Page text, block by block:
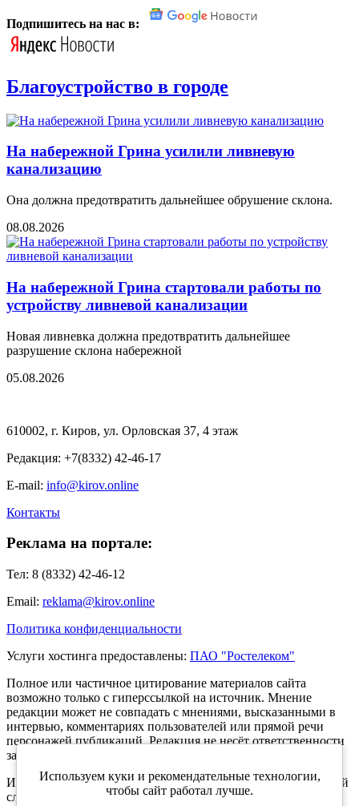
Подпишитесь на нас в:
Благоустройство в городе
На набережной Грина усилили ливневую
канализацию
Она должна предотвратить дальнейшее обрушение склона.
08.08.2026
На набережной Грина стартовали работы по
устройству ливневой канализации
Новая ливневка должна предотвратить дальнейшее
разрушение склона набережной
05.08.2026
610002, г. Киров, ул. Орловская 37, 4 этаж
Редакция: +7(8332) 42-46-17
E-mail: info@kirov.online
Контакты
Реклама на портале:
Тел: 8 (8332) 42-46-12
Email: reklama@kirov.online
Политика конфиденциальности
Услуги хостинга предоставлены: ПАО "Ростелеком"
Полное или частичное цитирование материалов сайта
возможно только с гиперссылкой на источник. Мнение
редакции может не совпадать с мнениями, высказанными в
интервью, комментариях пользователей или прямой речи
персонажей публикаций. Редакция не несёт ответственности
за текст комментариев читателей.
Интернет-портал Kirov.online зарегистрирован в Федеральной
службе по надзору в сфере связи, информационных
Используем куки и рекомендательные технологии,
чтобы сайт работал лучше.